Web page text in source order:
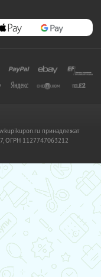
принадлежат
ОГРН 1127747063212